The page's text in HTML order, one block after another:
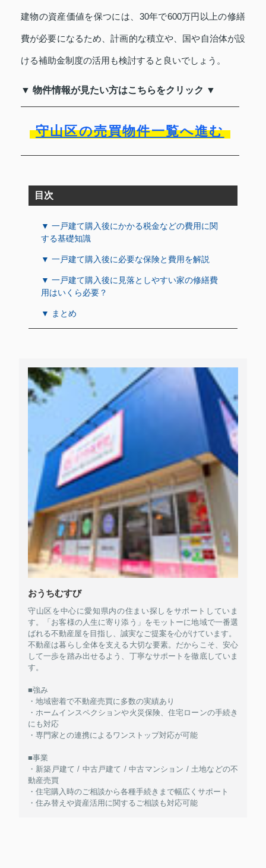
建物の資産価値を保つには、30年で600万円以上の修繕
費が必要になるため、計画的な積立や、国や自治体が設
ける補助金制度の活用も検討すると良いでしょう。
▼ 物件情報が見たい方はこちらをクリック ▼
守山区の売買物件一覧へ進む
目次
▼ 一戸建て購入後にかかる税金などの費用に関
する基礎知識
▼ 一戸建て購入後に必要な保険と費用を解説
▼ 一戸建て購入後に見落としやすい家の修繕費
用はいくら必要？
▼ まとめ
おうちむすび
守山区を中心に愛知県内の住まい探しをサポートしていま
す。「お客様の人生に寄り添う」をモットーに地域で一番選
ばれる不動産屋を目指し、誠実なご提案を心がけています。
不動産は暮らし全体を支える大切な要素。だからこそ、安心
して一歩を踏み出せるよう、丁寧なサポートを徹底していま
す。
■強み
・地域密着で不動産売買に多数の実績あり
・ホームインスペクションや火災保険、住宅ローンの手続き
にも対応
・専門家との連携によるワンストップ対応が可能
■事業
・新築戸建て / 中古戸建て / 中古マンション / 土地などの不
動産売買
・住宅購入時のご相談から各種手続きまで幅広くサポート
・住み替えや資産活用に関するご相談も対応可能